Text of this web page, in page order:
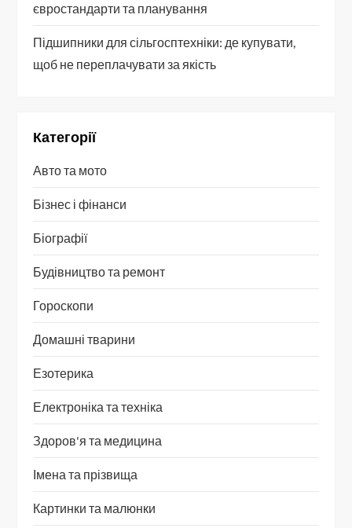
євростандарти та планування
Підшипники для сільгосптехніки: де купувати,
щоб не переплачувати за якість
Категорії
Авто та мото
Бізнес і фінанси
Біографії
Будівництво та ремонт
Гороскопи
Домашні тварини
Езотерика
Електроніка та техніка
Здоров'я та медицина
Імена та прізвища
Картинки та малюнки